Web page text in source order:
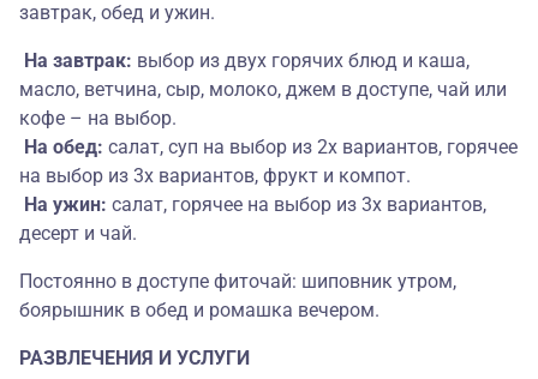
завтрак, обед и ужин.
На завтрак: выбор из двух горячих блюд и каша,
масло, ветчина, сыр, молоко, джем в доступе, чай или
кофе – на выбор.
На обед: салат, суп на выбор из 2х вариантов, горячее
на выбор из 3х вариантов, фрукт и компот.
На ужин: салат, горячее на выбор из 3х вариантов,
десерт и чай.
Постоянно в доступе фиточай: шиповник утром,
боярышник в обед и ромашка вечером.
РАЗВЛЕЧЕНИЯ И УСЛУГИ